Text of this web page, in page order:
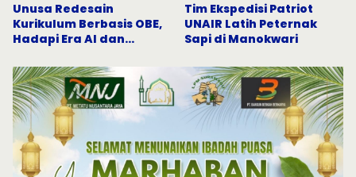
Unusa Redesain
Kurikulum Berbasis OBE,
Hadapi Era AI dan
Tim Ekspedisi Patriot
UNAIR Latih Peternak
Sapi di Manokwari